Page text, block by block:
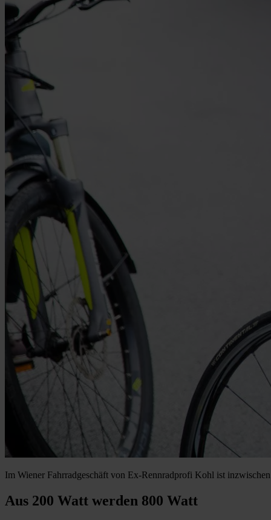
Im Wiener Fahrradgeschäft von Ex-Rennradprofi Kohl ist
Aus 200 Watt werden 800 Watt